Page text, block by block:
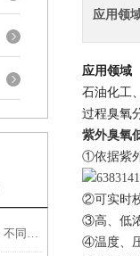
低浓度臭氧检测仪选型指南：不同场景适配技巧详解
应用领
应用领域
石油化工
过程臭氧
紫外臭氧
①依据紫
②可实时
③高、低
④温度、